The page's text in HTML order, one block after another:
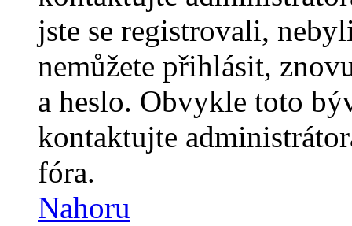
jste se registrovali,
nemůžete přihlásit,
a heslo. Obvykle toto
kontaktujte
fóra.
Nahoru